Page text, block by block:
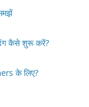
कैसे शुरू करें?
के लिए?